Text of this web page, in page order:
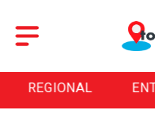
ENTRETENCIÓN